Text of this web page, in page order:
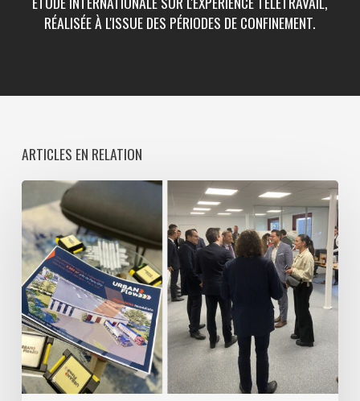
RÉALISÉE À L'ISSUE DES PÉRIODES DE CONFINEMENT.
ARTICLES EN RELATION
Cent
Treize
décline
son
concept
Urban
Flow
au
profit